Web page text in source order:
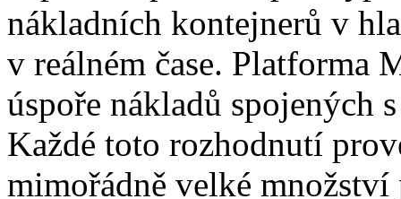
nákladních kontejnerů v
v reálném čase. Platforma
úspoře nákladů spojených
Každé toto rozhodnutí
mimořádně velké